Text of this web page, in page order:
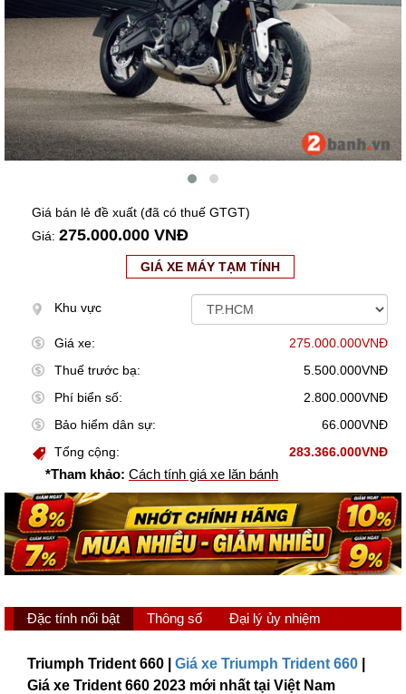
Giá bán lẻ đề xuất (đã có thuế GTGT)
Giá: 275.000.000 VNĐ
GIÁ XE MÁY TẠM TÍNH
Khu vực
Giá xe:
275.000.000VNĐ
Thuế trước bạ:
5.500.000VNĐ
Phí biển số:
2.800.000VNĐ
Bảo hiểm dân sự:
66.000VNĐ
Tổng cộng:
283.366.000VNĐ
*Tham khảo: Cách tính giá xe lăn bánh
Đặc tính nổi bật Thông số Đại lý ủy nhiệm
Triumph Trident 660 | Giá xe Triumph Trident 660
Giá xe Trident 660 2023 mới nhất tại Việt Nam